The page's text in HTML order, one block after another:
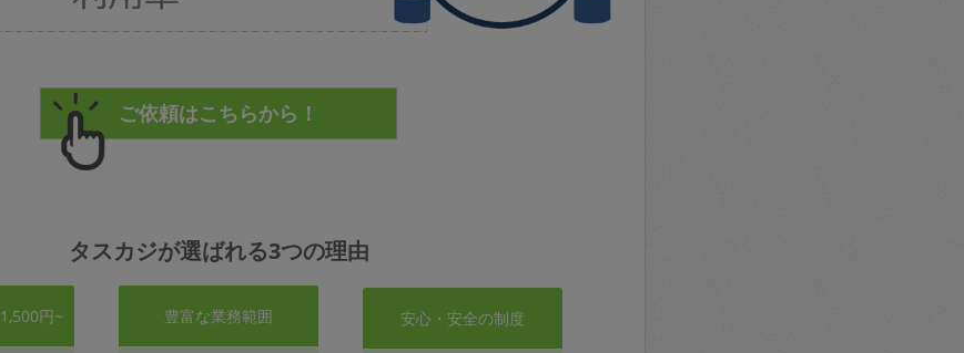
タスカジが選ばれる3つの理由
円~ 豊富な業務範囲 安心・安全の制度